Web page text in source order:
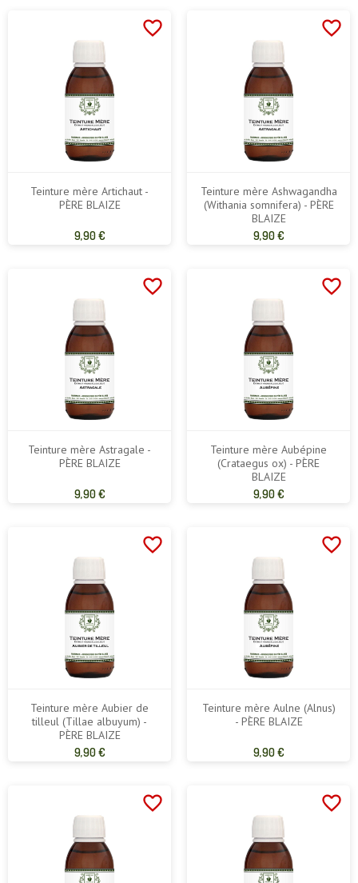
favorite_border
Teinture mère Artichaut -
PÈRE BLAIZE
Prix
9,90 €
favorite_border
Teinture mère Ashwagandha
(Withania somnifera) - PÈRE
BLAIZE
Prix
9,90 €
favorite_border
Teinture mère Astragale -
PÈRE BLAIZE
Prix
9,90 €
favorite_border
Teinture mère Aubépine
(Crataegus ox) - PÈRE
BLAIZE
Prix
9,90 €
favorite_border
Teinture mère Aubier de
tilleul (Tillae albuyum) -
PÈRE BLAIZE
Prix
9,90 €
favorite_border
Teinture mère Aulne (Alnus)
- PÈRE BLAIZE
Prix
9,90 €
favorite_border favorite_border